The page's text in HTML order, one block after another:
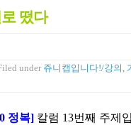
떴다
under 쥬니캡입니다!/강의,
정복] 칼럼 13번째 주제